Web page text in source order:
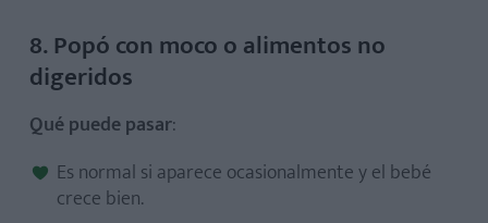
8. Popó con moco o alimentos no
digeridos
Qué puede pasar:
Es normal si aparece ocasionalmente y el bebé
crece bien.